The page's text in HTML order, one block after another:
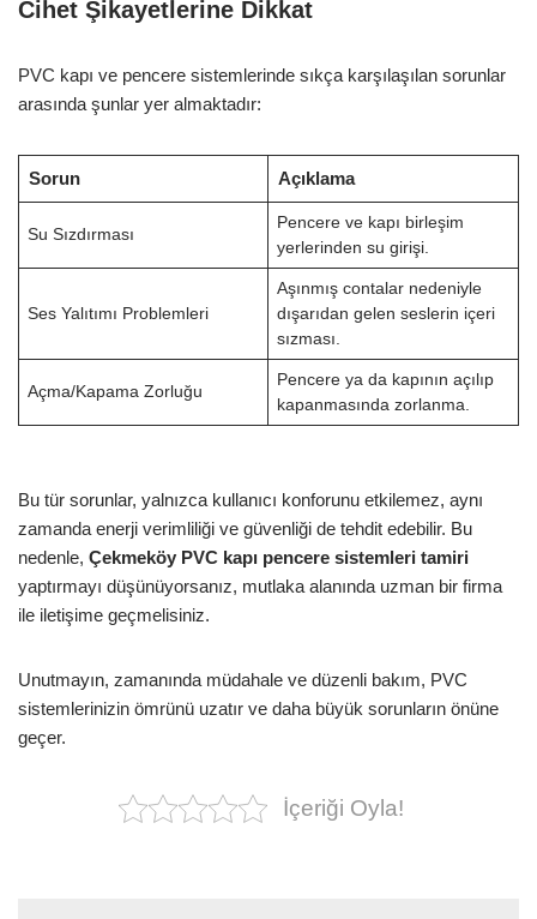
Cihet Şikayetlerine Dikkat
PVC kapı ve pencere sistemlerinde sıkça karşılaşılan sorunlar
arasında şunlar yer almaktadır:
Sorun Açıklama
Su Sızdırması
Pencere ve kapı birleşim
yerlerinden su girişi.
Ses Yalıtımı Problemleri
Aşınmış contalar nedeniyle
dışarıdan gelen seslerin içeri
sızması.
Açma/Kapama Zorluğu
Pencere ya da kapının açılıp
kapanmasında zorlanma.
Bu tür sorunlar, yalnızca kullanıcı konforunu etkilemez, aynı
zamanda enerji verimliliği ve güvenliği de tehdit edebilir. Bu
nedenle, Çekmeköy PVC kapı pencere sistemleri tamiri
yaptırmayı düşünüyorsanız, mutlaka alanında uzman bir firma
ile iletişime geçmelisiniz.
Unutmayın, zamanında müdahale ve düzenli bakım, PVC
sistemlerinizin ömrünü uzatır ve daha büyük sorunların önüne
geçer.
İçeriği Oyla!